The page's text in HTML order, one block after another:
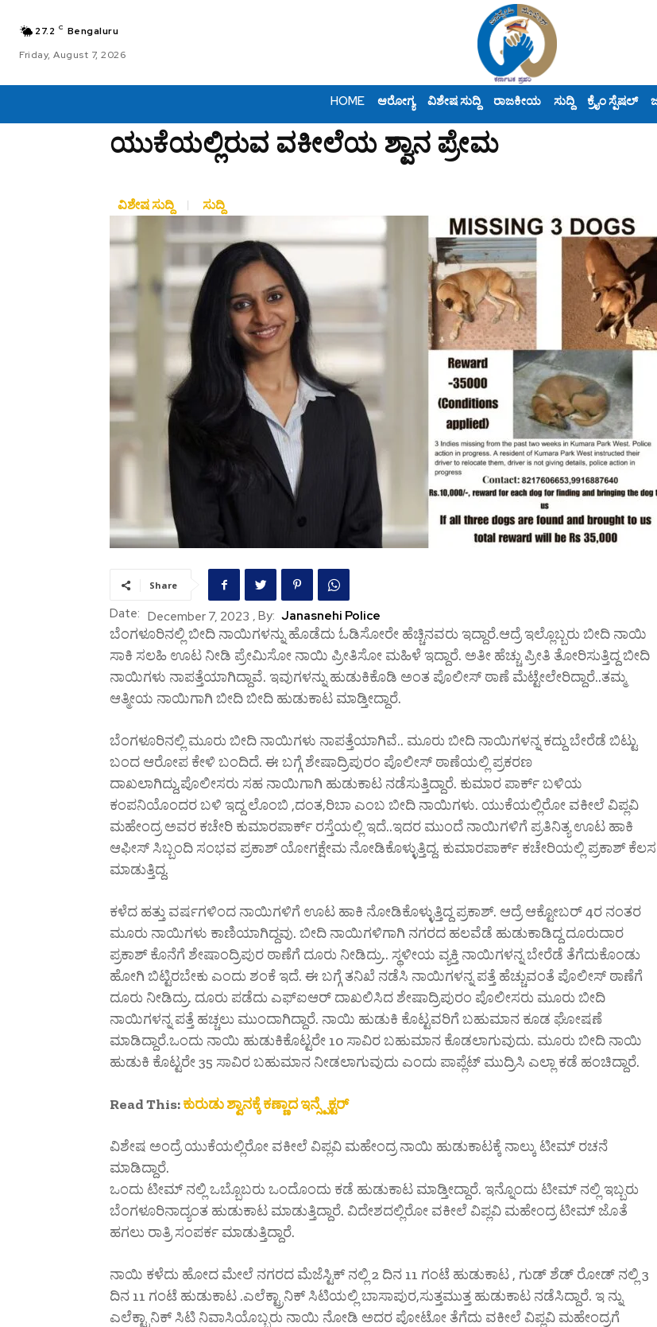
27.2 C Bengaluru
Friday, August 7, 2026
HOME ಆರೋಗ್ಯ ವಿಶೇಷ ಸುದ್ದಿ ರಾಜಕೀಯ ಸುದ್ದಿ ಕ್ರೈಂ ಸ್ಪೆಷಲ್
ಯುಕೆಯಲ್ಲಿರುವ ವಕೀಲೆಯ ಶ್ವಾನ ಪ್ರೇಮ
ವಿಶೇಷ ಸುದ್ದಿ ಸುದ್ದಿ
Share
Date: December 7, 2023 , By: Janasnehi Police
ಬೆಂಗಳೂರಿನಲ್ಲಿ ಬೀದಿ ನಾಯಿಗಳನ್ನು ಹೊಡೆದು ಓಡಿಸೋರೇ ಹೆಚ್ಚಿನವರು ಇದ್ದಾರೆ.ಆದ್ರೆ ಇಲ್ಲೊಬ್ಬರು ಬೀದಿ ನಾಯಿ
ಸಾಕಿ ಸಲಹಿ ಊಟ ನೀಡಿ ಪ್ರೇಮಿಸೋ ನಾಯಿ ಪ್ರೀತಿಸೋ ಮಹಿಳೆ ಇದ್ದಾರೆ. ಅತೀ ಹೆಚ್ಚು ಪ್ರೀತಿ ತೋರಿಸುತ್ತಿದ್ದ ಬೀದಿ
ನಾಯಿಗಳು ನಾಪತ್ತೆಯಾಗಿದ್ದಾವೆ. ಇವುಗಳನ್ನು ಹುಡುಕಿಕೊಡಿ ಅಂತ ಪೊಲೀಸ್ ಠಾಣೆ ಮೆಟ್ಟೇಲೇರಿದ್ದಾರೆ..ತಮ್ಮ
ಆತ್ಮೀಯ ನಾಯಿಗಾಗಿ ಬೀದಿ ಬೀದಿ ಹುಡುಕಾಟ ಮಾಡ್ತೀದ್ದಾರೆ‌.
ಬೆಂಗಳೂರಿನಲ್ಲಿ ಮೂರು ಬೀದಿ ನಾಯಿಗಳು ನಾಪತ್ತೆಯಾಗಿವೆ.. ಮೂರು ಬೀದಿ ನಾಯಿಗಳನ್ನ ಕದ್ದು ಬೇರೆಡೆ ಬಿಟ್ಟು
ಬಂದ ಆರೋಪ ಕೇಳಿ ಬಂದಿದೆ. ಈ ಬಗ್ಗೆ ಶೇಷಾದ್ರಿಪುರಂ ಪೊಲೀಸ್ ಠಾಣೆಯಲ್ಲಿ ಪ್ರಕರಣ
ದಾಖಲಾಗಿದ್ದು,ಪೊಲೀಸರು ಸಹ ನಾಯಿಗಾಗಿ ಹುಡುಕಾಟ ನಡೆಸುತ್ತಿದ್ದಾರೆ. ಕುಮಾರ ಪಾರ್ಕ್ ಬಳಿಯ
ಕಂಪನಿಯೊಂದರ ಬಳಿ ಇದ್ದ ಲೊಂಬಿ ,ದಂತ,ರಿಬಾ ಎಂಬ ಬೀದಿ ನಾಯಿಗಳು. ಯುಕೆಯಲ್ಲಿರೋ ವಕೀಲೆ ವಿಪ್ಲವಿ
ಮಹೇಂದ್ರ ಅವರ ಕಚೇರಿ ಕುಮಾರಪಾರ್ಕ್ ರಸ್ತೆಯಲ್ಲಿ ಇದೆ..ಇದರ ಮುಂದೆ ನಾಯಿಗಳಿಗೆ ಪ್ರತಿನಿತ್ಯ ಊಟ ಹಾಕಿ
ಆಫೀಸ್ ಸಿಬ್ಬಂದಿ ಸಂಭವ ಪ್ರಕಾಶ್ ಯೋಗಕ್ಷೇಮ ನೋಡಿಕೊಳ್ಳುತ್ತಿದ್ದ. ಕುಮಾರಪಾರ್ಕ್ ಕಚೇರಿಯಲ್ಲಿ ಪ್ರಕಾಶ್ ಕೆಲಸ
ಮಾಡುತ್ತಿದ್ದ.
ಕಳೆದ ಹತ್ತು ವರ್ಷಗಳಿಂದ ನಾಯಿಗಳಿಗೆ ಊಟ ಹಾಕಿ ನೋಡಿಕೊಳ್ಳುತ್ತಿದ್ದ ಪ್ರಕಾಶ್. ಆದ್ರೆ ಆಕ್ಟೋಬರ್ 4ರ ನಂತರ
ಮೂರು ನಾಯಿಗಳು ಕಾಣಿಯಾಗಿದ್ದವು. ಬೀದಿ ನಾಯಿಗಳಿಗಾಗಿ ನಗರದ ಹಲವೆಡೆ ಹುಡುಕಾಡಿದ್ದ ದೂರುದಾರ
ಪ್ರಕಾಶ್ ಕೊನೆಗೆ ಶೇಷಾಂದ್ರಿಪುರ ಠಾಣೆಗೆ ದೂರು ನೀಡಿದ್ರು.. ಸ್ಥಳೀಯ ವ್ಯಕ್ತಿ ನಾಯಿಗಳನ್ನ ಬೇರೆಡೆ ತೆಗೆದುಕೊಂಡು
ಹೋಗಿ ಬಿಟ್ಟಿರಬೇಕು ಎಂದು ಶಂಕೆ ಇದೆ. ಈ ಬಗ್ಗೆ ತನಿಖೆ ನಡೆಸಿ ನಾಯಿಗಳನ್ನ ಪತ್ತೆ ಹೆಚ್ಚುವಂತೆ ಪೊಲೀಸ್ ಠಾಣೆಗೆ
ದೂರು ನೀಡಿದ್ರು. ದೂರು ಪಡೆದು ಎಫ್ಐಆರ್ ದಾಖಲಿಸಿದ ಶೇಷಾದ್ರಿಪುರಂ ಪೊಲೀಸರು ಮೂರು ಬೀದಿ
ನಾಯಿಗಳನ್ನ ಪತ್ತೆ ಹಚ್ಚಲು ಮುಂದಾಗಿದ್ದಾರೆ. ನಾಯಿ ಹುಡುಕಿ ಕೊಟ್ಟವರಿಗೆ ಬಹುಮಾನ ಕೂಡ ಘೋಷಣೆ
ಮಾಡಿದ್ದಾರೆ.ಒಂದು ನಾಯಿ ಹುಡುಕಿಕೊಟ್ಟರೇ 10 ಸಾವಿರ ಬಹುಮಾನ ಕೊಡಲಾಗುವುದು. ಮೂರು ಬೀದಿ ನಾಯಿ
ಹುಡುಕಿ ಕೊಟ್ಟರೇ 35 ಸಾವಿರ ಬಹುಮಾನ ನೀಡಲಾಗುವುದು ಎಂದು ಪಾಪ್ಲೆಟ್ ಮುದ್ರಿಸಿ ಎಲ್ಲಾ ಕಡೆ ಹಂಚಿದ್ದಾರೆ.
Read This:ಕುರುಡು ಶ್ವಾನಕ್ಕೆ ಕಣ್ಣಾದ ಇನ್ಸ್ಪೆಕ್ಟರ್
ವಿಶೇಷ ಅಂದ್ರೆ ಯುಕೆಯಲ್ಲಿರೋ ವಕೀಲೆ ವಿಪ್ಲವಿ ಮಹೇಂದ್ರ ನಾಯಿ ಹುಡುಕಾಟಕ್ಕೆ ನಾಲ್ಕು ಟೀಮ್ ರಚನೆ
ಮಾಡಿದ್ದಾರೆ.
ಒಂದು ಟೀಮ್ ನಲ್ಲಿ ಒಬ್ಬೊಬರು ಒಂದೊಂದು ಕಡೆ ಹುಡುಕಾಟ ಮಾಡ್ತೀದ್ದಾರೆ. ಇನ್ನೊಂದು ಟೀಮ್ ನಲ್ಲಿ ಇಬ್ಬರು
ಬೆಂಗಳೂರಿನಾದ್ಯಂತ ಹುಡುಕಾಟ ಮಾಡುತ್ತಿದ್ದಾರೆ. ವಿದೇಶದಲ್ಲಿರೋ ವಕೀಲೆ ವಿಪ್ಲವಿ ಮಹೇಂದ್ರ ಟೀಮ್ ಜೊತೆ
ಹಗಲು ರಾತ್ರಿ ಸಂಪರ್ಕ ಮಾಡುತ್ತಿದ್ದಾರೆ.
ನಾಯಿ ಕಳೆದು ಹೋದ ಮೇಲೆ ನಗರದ ಮೆಜೆಸ್ಟಿಕ್ ನಲ್ಲಿ 2 ದಿನ 11 ಗಂಟೆ ಹುಡುಕಾಟ , ಗುಡ್ ಶೆಡ್ ರೋಡ್ ನಲ್ಲಿ 3
ದಿನ 11 ಗಂಟೆ ಹುಡುಕಾಟ .ಎಲೆಕ್ಟ್ರಾನಿಕ್ ಸಿಟಿಯಲ್ಲಿ ಬಾಸಾಪುರ,ಸುತ್ತಮುತ್ತ ಹುಡುಕಾಟ ನಡೆಸಿದ್ದಾರೆ. ಇ ನ್ನು
ಎಲೆಕ್ಟ್ರಾನಿಕ್ ಸಿಟಿ ನಿವಾಸಿಯೊಬ್ಬರು ನಾಯಿ ನೋಡಿ ಅದರ ಪೋಟೋ ತೆಗೆದು ವಕೀಲೆ ವಿಪ್ಲವಿ ಮಹೇಂದ್ರಗೆ